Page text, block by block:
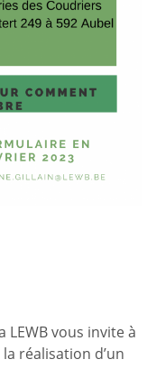
vous invite à
réalisation d’un